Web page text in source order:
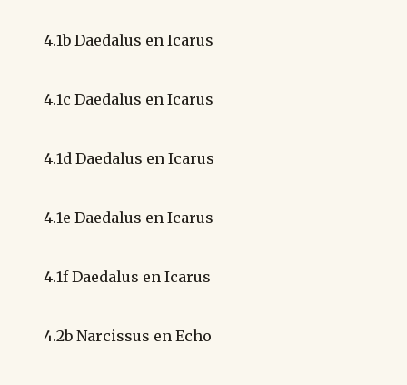
4.1b Daedalus en Icarus
4.1c Daedalus en Icarus
4.1d Daedalus en Icarus
4.1e Daedalus en Icarus
4.1f Daedalus en Icarus
4.2b Narcissus en Echo